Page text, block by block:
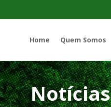
Home Quem Somos
Notícias